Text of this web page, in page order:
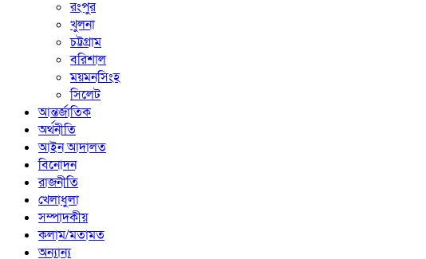
রংপুর
খুলনা
চট্টগ্রাম
বরিশাল
ময়মনসিংহ
সিলেট
আন্তর্জাতিক
অর্থনীতি
আইন আদালত
বিনোদন
রাজনীতি
খেলাধুলা
সম্পাদকীয়
কলাম/মতামত
অন্যান্য